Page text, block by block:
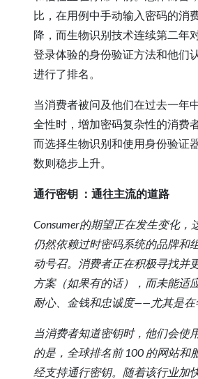
比，在用例中手动输入密码的消
降，而生物识别技术连续第二年
登录体验的身份验证方法和他们
进行了排名。
当消费者被问及他们在过去一年
全性时，增加密码复杂性的消费
而选择生物识别和使用身份验证
数则稳步上升。
通行密钥 ：通往主流的道路
Consumer的期望正在发生变化，
仍然依赖过时密码系统的品牌和
动号召。消费者正在积极寻找并
方案（如果有的话），而未能适
耐心、金钱和忠诚度——尤其是在
当消费者知道密钥时，他们会使
的是，全球排名前 100 的网站和
经支持通行密钥。随着该行业加